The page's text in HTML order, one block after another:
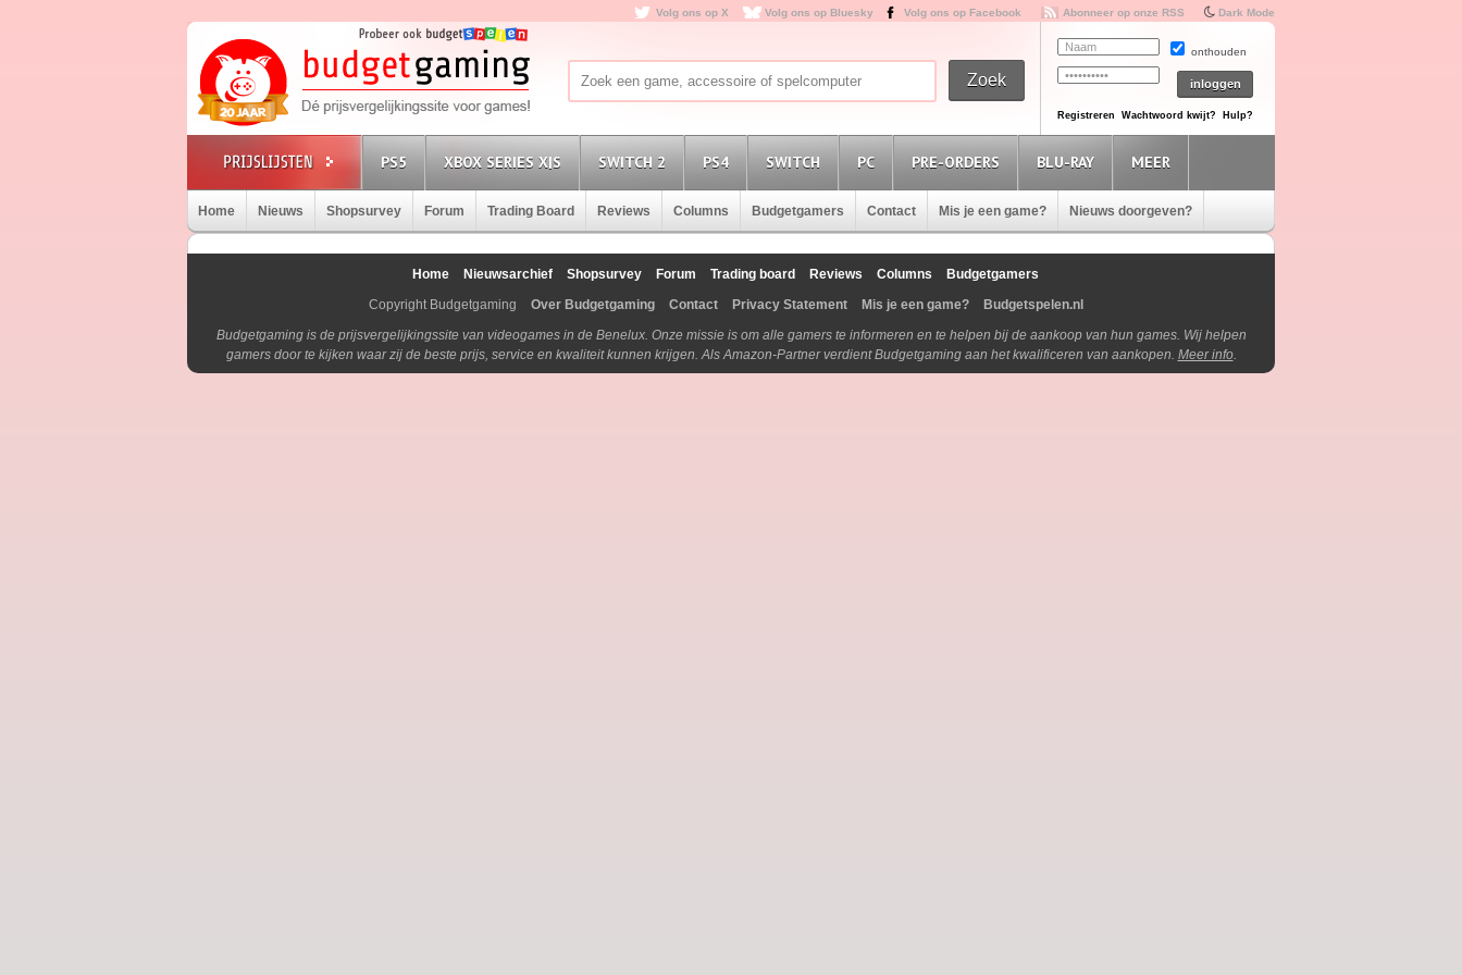
Volg ons op X Volg ons op Bluesky Volg ons op Facebook Abonneer op onze RSS Dark Mode
onthouden
Registreren Wachtwoord kwijt? Hulp?
PS5 XBOX SERIES X|S SWITCH 2 PS4 SWITCH PC PRE-ORDERS BLU-RAY MEER
Home Nieuws Shopsurvey Forum Trading Board Reviews Columns Budgetgamers Contact Mis je een game? Nieuws doorgeven?
Home Nieuwsarchief Shopsurvey Forum Trading board Reviews Columns
Budgetgamers
Copyright Budgetgaming
Over Budgetgaming Contact Privacy Statement Mis je een game?
Budgetspelen.nl
Budgetgaming is de prijsvergelijkingssite van videogames in de Benelux. Onze missie is om alle gamers te informeren en te helpen bij de aankoop van hun games. Wij helpen
gamers door te kijken waar zij de beste prijs, service en kwaliteit kunnen krijgen. Als Amazon-Partner verdient Budgetgaming aan het kwalificeren van aankopen. Meer info.